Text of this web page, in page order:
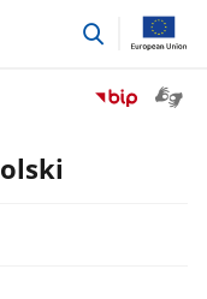
przejdź
Przejdź